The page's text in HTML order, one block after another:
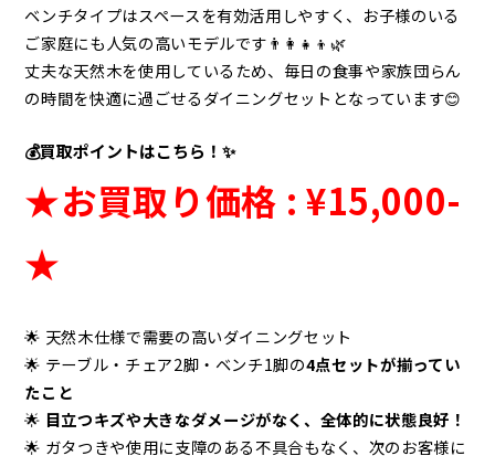
ベンチタイプはスペースを有効活用しやすく、お子様のいる
ご家庭にも人気の高いモデルです👨‍👩‍👧‍👦🌿
丈夫な天然木を使用しているため、毎日の食事や家族団らん
の時間を快適に過ごせるダイニングセットとなっています😊
💰買取ポイントはこちら！✨
★お買取り価格 : ¥15,000-
★
🌟 天然木仕様で需要の高いダイニングセット
🌟 テーブル・チェア2脚・ベンチ1脚の4点セットが揃ってい
たこと
🌟 目立つキズや大きなダメージがなく、全体的に状態良好！
🌟 ガタつきや使用に支障のある不具合もなく、次のお客様に